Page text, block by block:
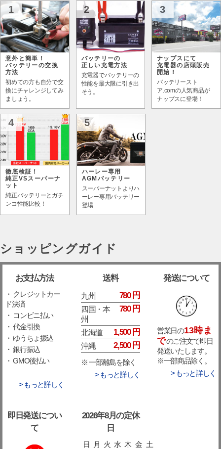
1
意外と簡単！
バッテリーの交換
方法
初めての方も自分で交
換にチャレンジしてみ
ましょう。
2
バッテリーの
正しい充電方法
充電器でバッテリーの
性能を最大限に引き出
そう。
3
ナップスにて
充電器の店頭販売
開始！
バッテリースト
ア.comの人気商品が
ナップスに登場！
4
徹底検証！
純正VSスーパーナ
ット
純正バッテリーとガチ
ンコ性能比較！
5
ハーレー専用
AGMバッテリー
スーパーナットよりハ
ーレー専用バッテリー
登場
ショッピングガイド
お支払方法
・ クレジットカー
ド決済
・ コンビニ払い
・ 代金引換
・ ゆうちょ振込
・ 銀行振込
・ GMO後払い
> もっと詳しく
送料
九州 780 円
四国・本
州
780 円
北海道 1,500 円
沖縄 2,500 円
※ 一部離島を除く
> もっと詳しく
発送について
営業日の13時ま
でのご注文で即日
発送いたします。
※一部商品除く。
> もっと詳しく
即日発送につい
て
2026年8月の定休
日
日 月 火 水 木 金 土